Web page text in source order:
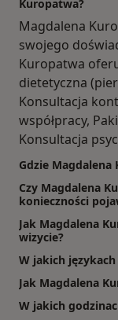
Kuropatwa?
Magdalena
swojego
Kuropatwa
dietetyczna
Konsultacja
współpracy,
Konsultacja
Gdzie
Czy Magdalena
konieczności
Jak Magdalena
wizycie?
W jakich
Jak Magdalena
W jakich